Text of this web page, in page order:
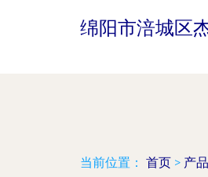
绵阳市涪城区
当前位置： 首页 > 产